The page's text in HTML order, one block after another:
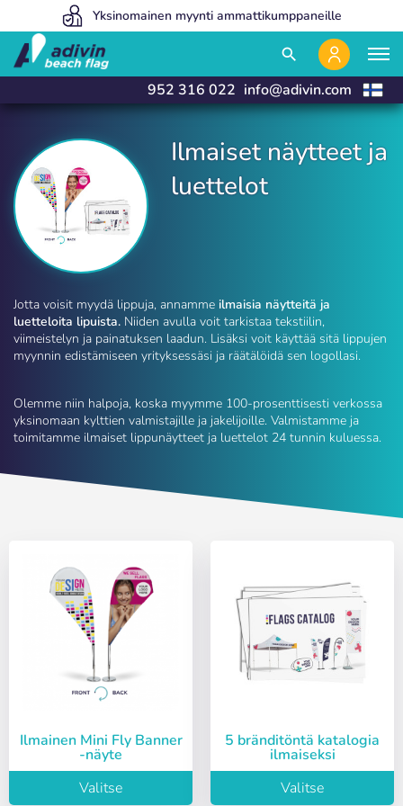
Valmistamme ja toimitamme 24 tunnissa
Yksinomainen myynti ammattikumppaneille
Hintamme ovat niin alhaiset, koska myymme 100% verkossa
search
952 316 022 info@adivin.com
Ilmaiset näytteet ja luettelot | Adivin Beach Flag
Ilmaiset näytteet ja
luettelot
Jotta voisit myydä lippuja, annamme ilmaisia näytteitä ja
luetteloita lipuista. Niiden avulla voit tarkistaa tekstiilin,
viimeistelyn ja painatuksen laadun. Lisäksi voit käyttää sitä lippujen
myynnin edistämiseen yrityksessäsi ja räätälöidä sen logollasi.
Olemme niin halpoja, koska myymme 100-prosenttisesti verkossa
yksinomaan kylttien valmistajille ja jakelijoille. Valmistamme ja
toimitamme ilmaiset lippunäytteet ja luettelot 24 tunnin kuluessa.
Ilmainen Mini Fly Banner
-näyte
Valitse
5 bränditöntä katalogia
ilmaiseksi
Valitse